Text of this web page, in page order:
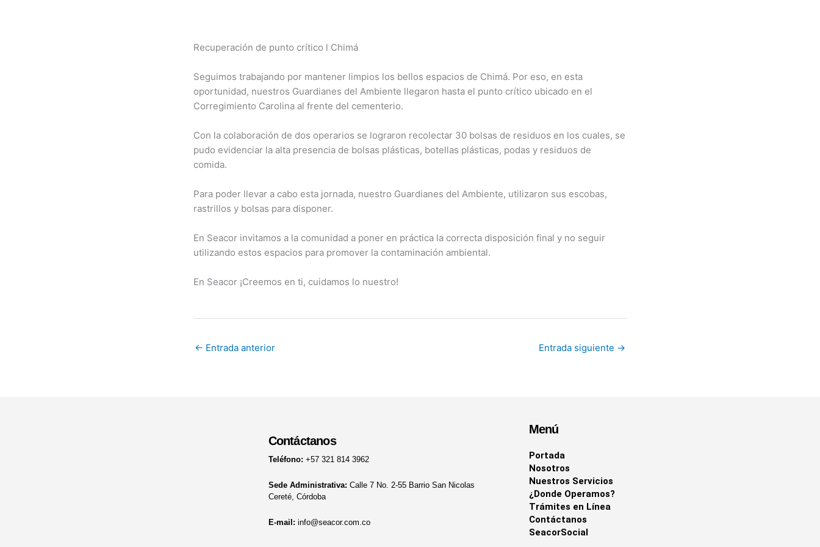
Recuperación de punto crítico l Chimá
Seguimos trabajando por mantener limpios los bellos espacios de Chimá. Por eso, en esta
oportunidad, nuestros Guardianes del Ambiente llegaron hasta el punto crítico ubicado en el
Corregimiento Carolina al frente del cementerio.
Con la colaboración de dos operarios se lograron recolectar 30 bolsas de residuos en los cuales, se
pudo evidenciar la alta presencia de bolsas plásticas, botellas plásticas, podas y residuos de
comida.
Para poder llevar a cabo esta jornada, nuestro Guardianes del Ambiente, utilizaron sus escobas,
rastrillos y bolsas para disponer.
En Seacor invitamos a la comunidad a poner en práctica la correcta disposición final y no seguir
utilizando estos espacios para promover la contaminación ambiental.
En Seacor ¡Creemos en ti, cuidamos lo nuestro!
← Entrada anterior Entrada siguiente →
Contáctanos
Teléfono: +57 321 814 3962
Sede Administrativa: Calle 7 No. 2-55 Barrio San Nicolas
Cereté, Córdoba
E-mail: info@seacor.com.co
Menú
Portada
Nosotros
Nuestros Servicios
¿Donde Operamos?
Trámites en Línea
Contáctanos
SeacorSocial